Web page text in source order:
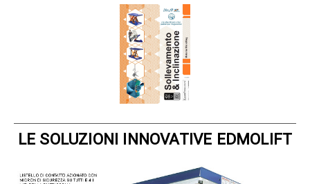
LE SOLUZIONI INNOVATIVE EDMOLIFT